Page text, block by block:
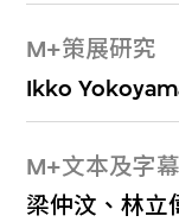
M+策展研究
Ikko
M+文本及字
梁仲汶、林立